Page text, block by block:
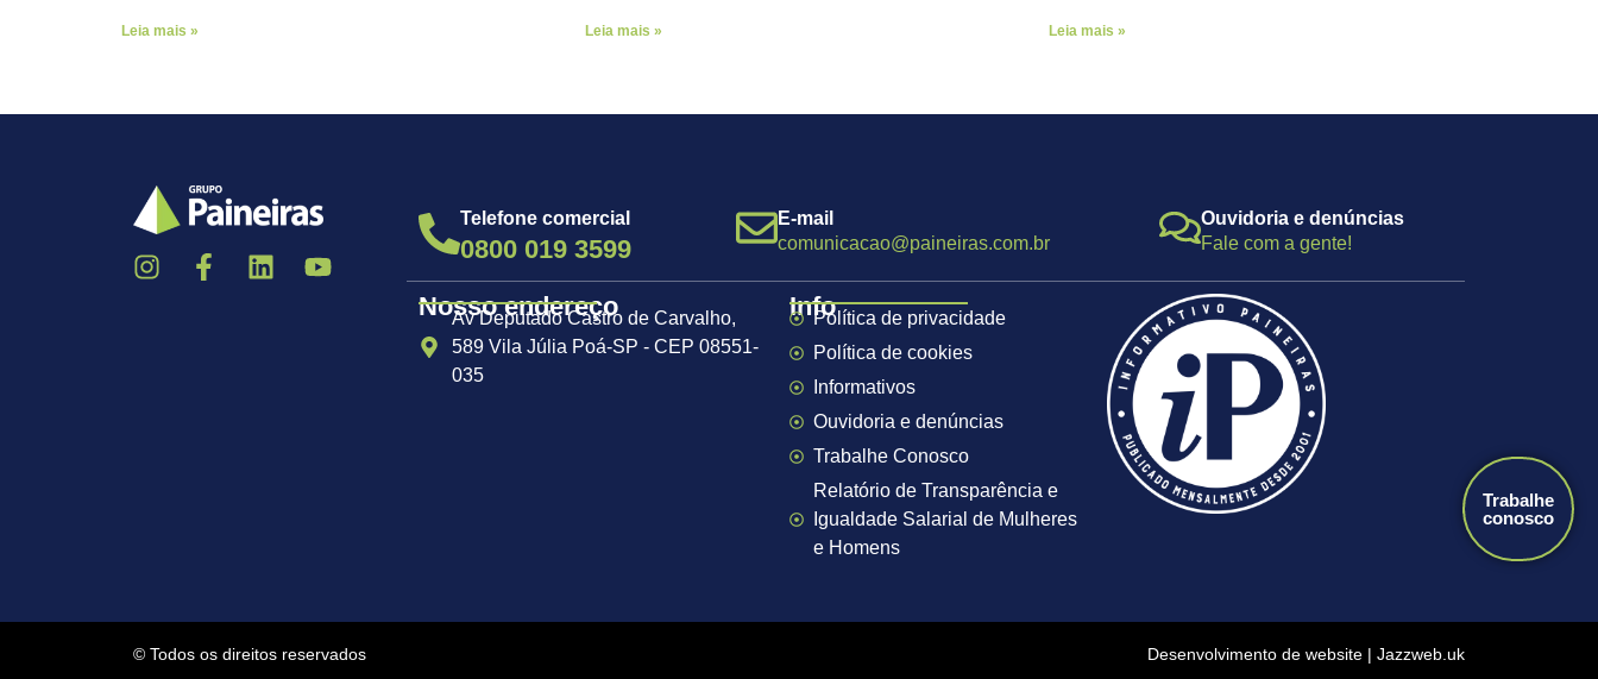
Leia mais » Leia mais » Leia mais »
Telefone comercial
0800 019 3599
E-mail
comunicacao@paineiras.com.br
Ouvidoria e denúncias
Fale com a gente!
Nosso endereço
Av Deputado Castro de Carvalho,
589 Vila Júlia Poá-SP - CEP 08551-
035
InfoPolítica de privacidade
Política de cookies
Informativos
Ouvidoria e denúncias
Trabalhe Conosco
Relatório de Transparência e
Igualdade Salarial de Mulheres
e Homens
Trabalhe
conosco
© Todos os direitos reservados Desenvolvimento de website | Jazzweb.uk